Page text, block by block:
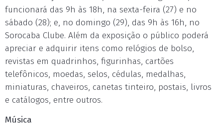
funcionará das 9h às 18h, na sexta-feira (27) e no
sábado (28); e, no domingo (29), das 9h às 16h, no
Sorocaba Clube. Além da exposição o público poderá
apreciar e adquirir itens como relógios de bolso,
revistas em quadrinhos, figurinhas, cartões
telefônicos, moedas, selos, cédulas, medalhas,
miniaturas, chaveiros, canetas tinteiro, postais, livros
e catálogos, entre outros.
Música